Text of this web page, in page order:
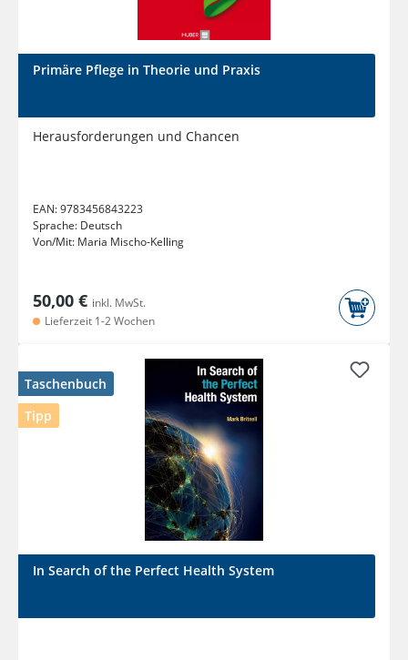
Primäre Pflege in Theorie und Praxis
Herausforderungen und Chancen
EAN:9783456843223
Sprache: Deutsch
Von/Mit: Maria Mischo-Kelling
50,00 € inkl. MwSt.
Lieferzeit 1-2 Wochen
Taschenbuch
Tipp
In Search of the Perfect Health System